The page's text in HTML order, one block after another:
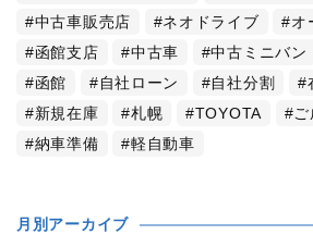
中古車販売店
ネオドライブ
オ
函館支店
中古車 中古ミニバン
函館
自社ローン 自社分割
新規在庫
札幌 TOYOTA ご
納車準備
軽自動車
月別アーカイブ